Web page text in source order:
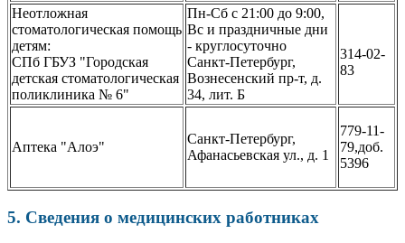
Неотложная
стоматологическая помощь
детям:
СПб ГБУЗ "Городская
детская стоматологическая
поликлиника № 6"
Пн-Сб с 21:00 до 9:00,
Вс и праздничные дни
- круглосуточно
Санкт-Петербург,
Вознесенский пр-т, д.
34, лит. Б
314-02-
83
Аптека "Алоэ"
Санкт-Петербург,
Афанасьевская ул., д. 1
779-11-
79,доб.
5396
5. Сведения о медицинских работниках